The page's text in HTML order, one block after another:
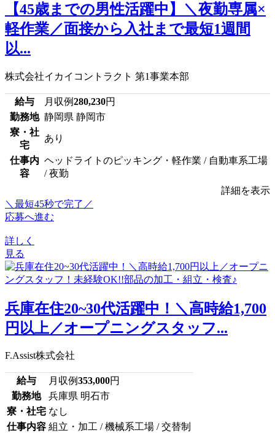
【45歳までの男性活躍中】＼夜勤専属×
軽作業／面接から入社まで最短1週間
以...
株式会社イカイコントラクト 第1事業本部
給与 月収例280,230円
勤務地 静岡県 静岡市
寮・社
宅
あり
仕事内
容
ヘッドライトのピッキング・軽作業 / 自動車系工場
/ 夜勤
詳細を表示
＼最短45秒で完了／
応募へ進む
詳しく
見る
兵庫在住20~30代活躍中！＼高時給1,700
円以上／オープニングスタッフ...
F.Assist株式会社
給与 月収例353,000円
勤務地
兵庫県 明石市
寮・社宅 なし
仕事内容 組立・加工 / 機械系工場 / 交替制